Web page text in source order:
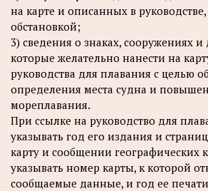
на карте и описанных в
обстановкой;
3) сведения о знаках, сооружениях и
которые желательно нанести на
руководства для плавания с целью
определения места судна и
мореплавания.
При ссылке на руководство для
указывать год его издания и
карту и сообщении географических
указывать номер карты, к которой
сообщаемые данные, и год ее